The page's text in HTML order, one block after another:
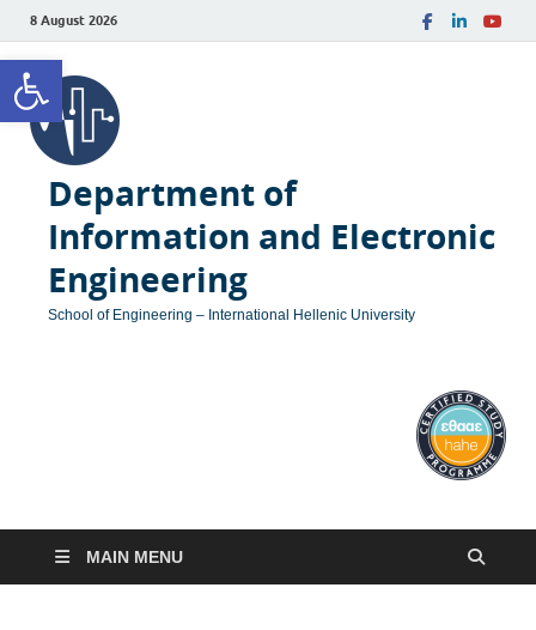
Open toolbar
8 August 2026
Department of
Information and Electronic
Engineering
School of Engineering – International Hellenic University
MAIN MENU